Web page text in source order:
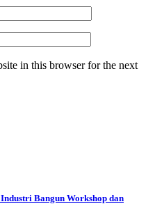
in this browser for the next
Bangun Workshop dan